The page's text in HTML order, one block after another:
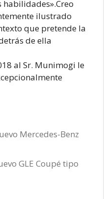
ilustrado
que pretende la
de ella
al Sr. Munimogi le
Mercedes-Benz
GLE Coupé tipo